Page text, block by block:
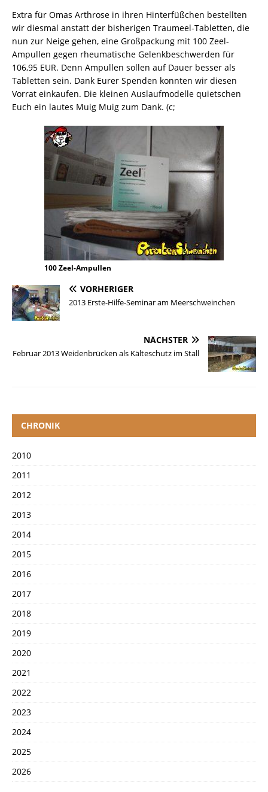
Extra für Omas Arthrose in ihren Hinterfüßchen bestellten
wir diesmal anstatt der bisherigen Traumeel-Tabletten, die
nun zur Neige gehen, eine Großpackung mit 100 Zeel-
Ampullen gegen rheumatische Gelenkbeschwerden für
106,95 EUR. Denn Ampullen sollen auf Dauer besser als
Tabletten sein. Dank Eurer Spenden konnten wir diesen
Vorrat einkaufen. Die kleinen Auslaufmodelle quietschen
Euch ein lautes Muig Muig zum Dank. (c;
100 Zeel-Ampullen
VORHERIGER
2013 Erste-Hilfe-Seminar am Meerschweinchen
NÄCHSTER
Februar 2013 Weidenbrücken als Kälteschutz im Stall
CHRONIK
2010
2011
2012
2013
2014
2015
2016
2017
2018
2019
2020
2021
2022
2023
2024
2025
2026